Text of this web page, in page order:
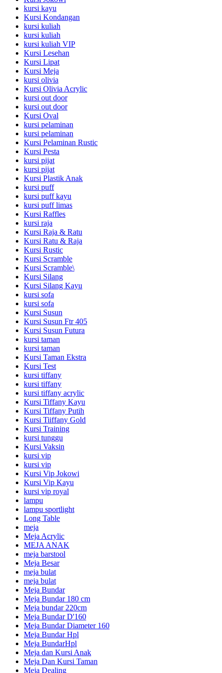
kursi kayu
Kursi Kondangan
kursi kuliah
kursi kuliah
kursi kuliah VIP
Kursi Lesehan
Kursi Lipat
Kursi Meja
kursi olivia
Kursi Olivia Acrylic
kursi out door
kursi out door
Kursi Oval
kursi pelaminan
kursi pelaminan
Kursi Pelaminan Rustic
Kursi Pesta
kursi pijat
kursi pijat
Kursi Plastik Anak
kursi puff
kursi puff kayu
kursi puff limas
Kursi Raffles
kursi raja
Kursi Raja & Ratu
Kursi Ratu & Raja
Kursi Rustic
Kursi Scramble
Kursi Scramble\
Kursi Silang
Kursi Silang Kayu
kursi sofa
kursi sofa
Kursi Susun
Kursi Susun Ftr 405
Kursi Susun Futura
kursi taman
kursi taman
Kursi Taman Ekstra
Kursi Test
kursi tiffany
kursi tiffany
kursi tiffany acrylic
Kursi Tiffany Kayu
Kursi Tiffany Putih
Kursi Tiiffany Gold
Kursi Training
kursi tunggu
Kursi Vaksin
kursi vip
kursi vip
Kursi Vip Jokowi
Kursi Vip Kayu
kursi vip royal
lampu
lampu sportlight
Long Table
meja
Meja Acrylic
MEJA ANAK
meja barstool
Meja Besar
meja bulat
meja bulat
Meja Bundar
Meja Bundar 180 cm
Meja bundar 220cm
Meja Bundar D'160
Meja Bundar Diameter 160
Meja Bundar Hpl
Meja BundarHpl
Meja dan Kursi Anak
Meja Dan Kursi Taman
Meja Dealing